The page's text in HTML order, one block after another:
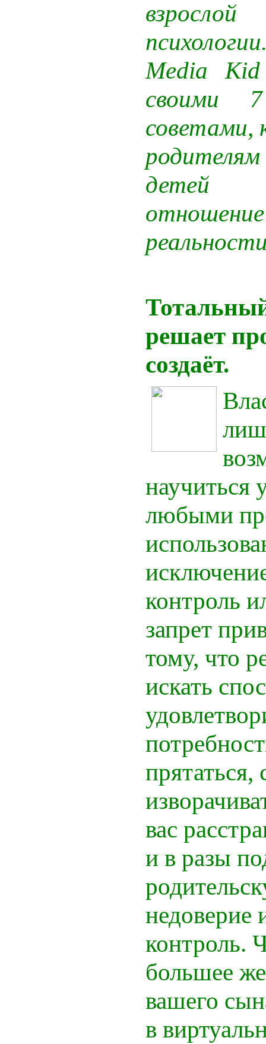
Media Kid
своими
советами,
детей
решает
создаёт.
научиться
любыми
контроль
запрет
тому, что
искать
прятаться,
вас
и в разы
недоверие
контроль.
большее
вашего
в